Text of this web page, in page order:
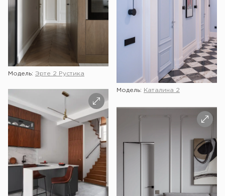
Модель: Эрте 2 Рустика
Модель: Каталина 2